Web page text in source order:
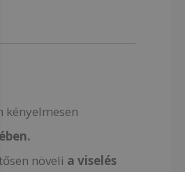
kényelmesen
növeli a viselés